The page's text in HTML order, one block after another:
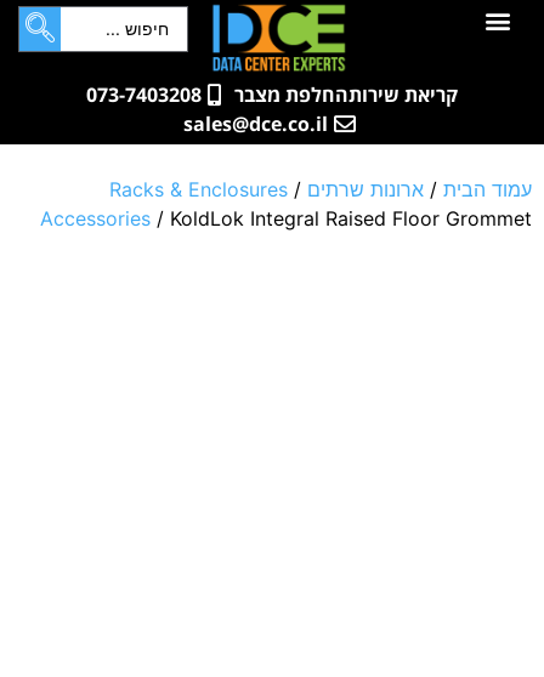
לתוכן
קריאת שירותהחלפת מצבר
073-7403208
sales@dce.co.il
עמוד הבית / ארונות שרתים /
Racks & Enclosures
Accessories / KoldLok Integral Raised Floor Grommet